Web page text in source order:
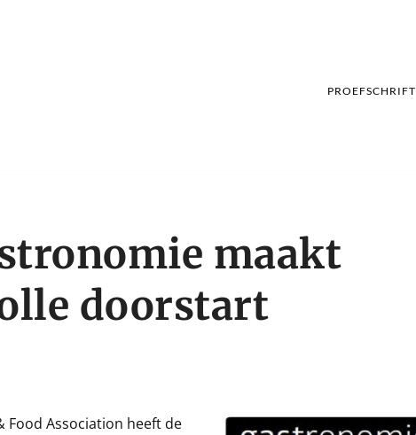
PROEFSCHRIFT
maakt
doorstart
Food Association heeft de